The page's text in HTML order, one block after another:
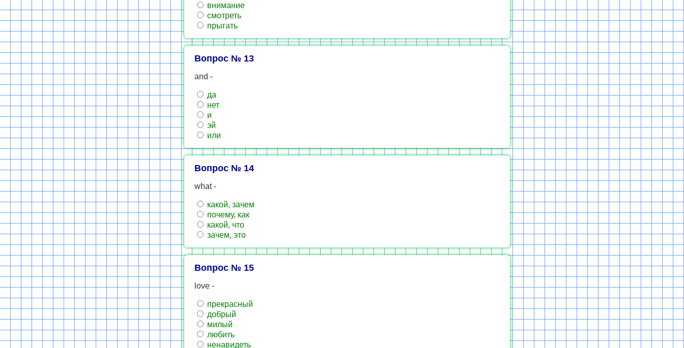
внимание
смотреть
прыгать
Вопрос № 13
and -
да
нет
и
эй
или
Вопрос № 14
what -
какой, зачем
почему, как
какой, что
зачем, это
Вопрос № 15
love -
прекрасный
добрый
милый
любить
ненавидеть